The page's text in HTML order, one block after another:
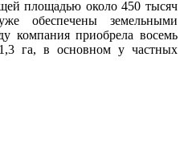
площадью около 450 тысяч
обеспечены земельными
компания приобрела восемь
га, в основном у частных